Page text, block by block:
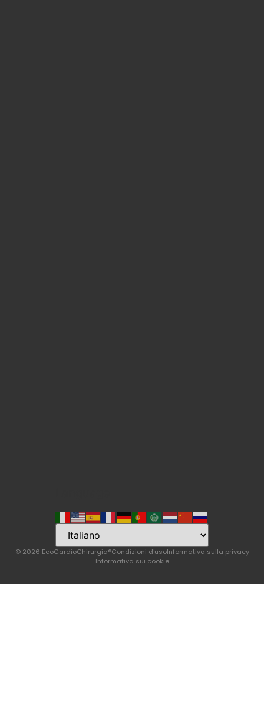
© 2026 EcoCardioChirurgia®Condizioni d'usoInformativa sulla privacy
Informativa sui cookie